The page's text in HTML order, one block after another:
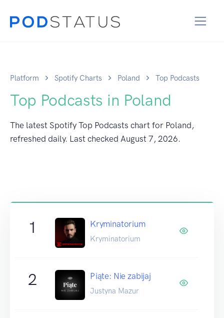
Platform Spotify Charts Poland Top Podcasts
Top Podcasts in Poland
The latest Spotify Top Podcasts chart for Poland,
refreshed daily. Last checked August 7, 2026.
1 Kryminatorium
Kryminatorium
2 Piąte: Nie zabijaj
Justyna Mazur